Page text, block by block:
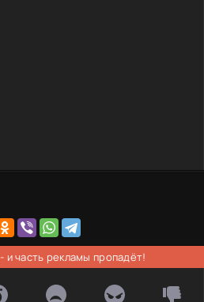
- и часть рекламы пропадёт!